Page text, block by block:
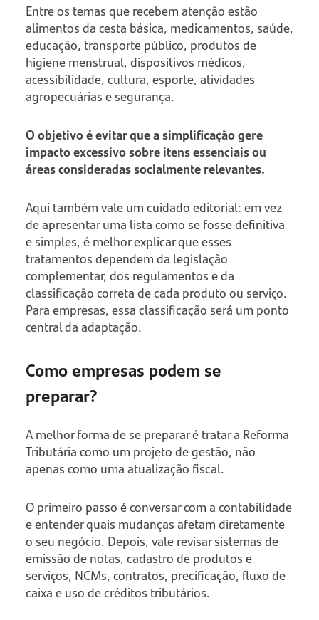
Entre os temas que recebem atenção estão
alimentos da cesta básica, medicamentos, saúde,
educação, transporte público, produtos de
higiene menstrual, dispositivos médicos,
acessibilidade, cultura, esporte, atividades
agropecuárias e segurança.
O objetivo é evitar que a simplificação gere
impacto excessivo sobre itens essenciais ou
áreas consideradas socialmente relevantes.
Aqui também vale um cuidado editorial: em vez
de apresentar uma lista como se fosse definitiva
e simples, é melhor explicar que esses
tratamentos dependem da legislação
complementar, dos regulamentos e da
classificação correta de cada produto ou serviço.
Para empresas, essa classificação será um ponto
central da adaptação.
Como empresas podem se
preparar?
A melhor forma de se preparar é tratar a Reforma
Tributária como um projeto de gestão, não
apenas como uma atualização fiscal.
O primeiro passo é conversar com a contabilidade
e entender quais mudanças afetam diretamente
o seu negócio. Depois, vale revisar sistemas de
emissão de notas, cadastro de produtos e
serviços, NCMs, contratos, precificação, fluxo de
caixa e uso de créditos tributários.